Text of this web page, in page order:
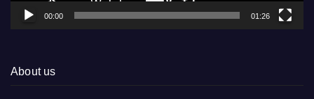
00:00 01:26
About us